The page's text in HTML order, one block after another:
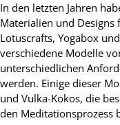
In den letzten Jahren
Materialien und
Lotuscrafts, Yogabox
verschiedene Modelle
unterschiedlichen
werden. Einige dieser
und Vulka-Kokos, die
den Meditationsprozess